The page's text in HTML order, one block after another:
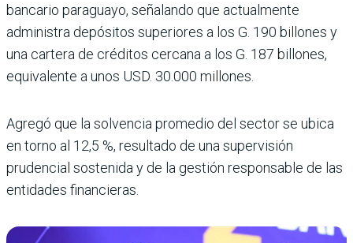
bancario paraguayo, señalando que actualmente
administra depósitos superiores a los G. 190 billones y
una cartera de créditos cercana a los G. 187 billones,
equivalente a unos USD. 30.000 millones.
Agregó que la solvencia promedio del sector se ubica
en torno al 12,5 %, resultado de una supervisión
prudencial sostenida y de la gestión responsable de las
entidades financieras.